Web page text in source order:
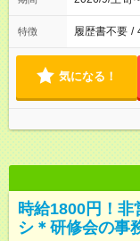
特徴 履歴書不要 /
気になる！
時給1800円！非
シ＊研修会の事